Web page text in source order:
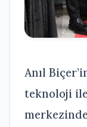
Anıl
teknoloji